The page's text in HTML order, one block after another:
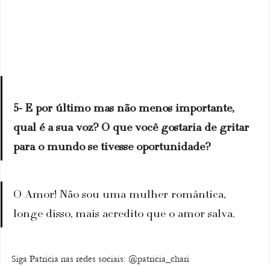
5- E por último mas não menos importante,
qual é a sua voz? O que você gostaria de gritar
para o mundo se tivesse oportunidade?
O Amor! Não sou uma mulher romântica,
longe disso, mais acredito que o amor salva.
Siga Patricia nas redes sociais: @patricia_chari